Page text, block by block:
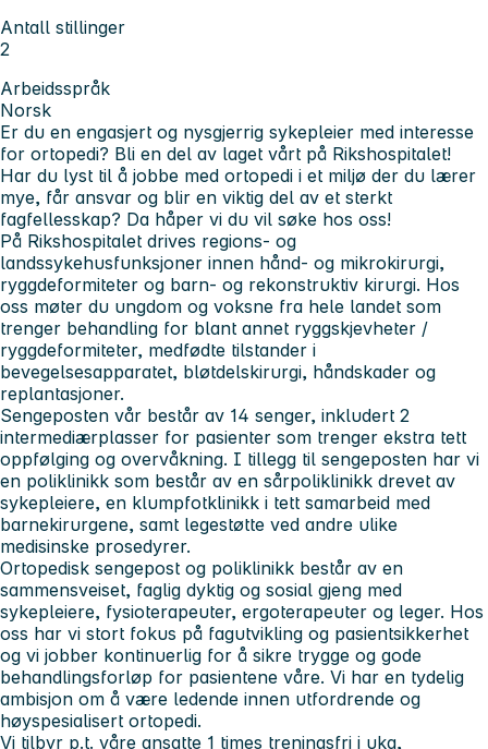
Antall stillinger
2
Arbeidsspråk
Norsk
Er du en engasjert og nysgjerrig sykepleier med interesse
for ortopedi? Bli en del av laget vårt på Rikshospitalet!
Har du lyst til å jobbe med ortopedi i et miljø der du lærer
mye, får ansvar og blir en viktig del av et sterkt
fagfellesskap? Da håper vi du vil søke hos oss!
På Rikshospitalet drives regions- og
landssykehusfunksjoner innen hånd- og mikrokirurgi,
ryggdeformiteter og barn- og rekonstruktiv kirurgi. Hos
oss møter du ungdom og voksne fra hele landet som
trenger behandling for blant annet ryggskjevheter /
ryggdeformiteter, medfødte tilstander i
bevegelsesapparatet, bløtdelskirurgi, håndskader og
replantasjoner.
Sengeposten vår består av 14 senger, inkludert 2
intermediærplasser for pasienter som trenger ekstra tett
oppfølging og overvåkning. I tillegg til sengeposten har vi
en poliklinikk som består av en sårpoliklinikk drevet av
sykepleiere, en klumpfotklinikk i tett samarbeid med
barnekirurgene, samt legestøtte ved andre ulike
medisinske prosedyrer.
Ortopedisk sengepost og poliklinikk består av en
sammensveiset, faglig dyktig og sosial gjeng med
sykepleiere, fysioterapeuter, ergoterapeuter og leger. Hos
oss har vi stort fokus på fagutvikling og pasientsikkerhet
og vi jobber kontinuerlig for å sikre trygge og gode
behandlingsforløp for pasientene våre. Vi har en tydelig
ambisjon om å være ledende innen utfordrende og
høyspesialisert ortopedi.
Vi tilbyr p.t. våre ansatte 1 times treningsfri i uka,